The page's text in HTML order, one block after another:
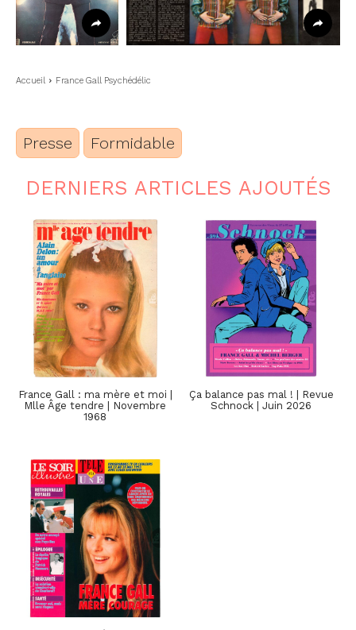
Accueil France Gall Psychédélic
Presse Formidable
DERNIERS ARTICLES AJOUTÉS
France Gall : ma mère et moi |
Mlle Âge tendre | Novembre
1968
Ça balance pas mal ! | Revue
Schnock | Juin 2026